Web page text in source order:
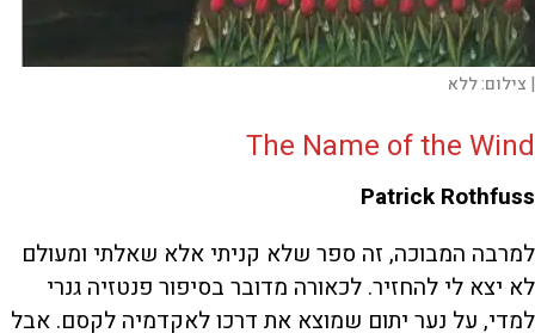
| צילום:ללא
The Name of the Wind
Patrick Rothfuss
למרבה המבוכה, זה ספר שלא קניתי אלא שאלתי ומעולם
לא יצא לי להחזיר. לכאורה מדובר בסיפור פנטזיה גנרי
למדי, על נער יתום שמוצא את דרכו לאקדמיה לקסם. אבל